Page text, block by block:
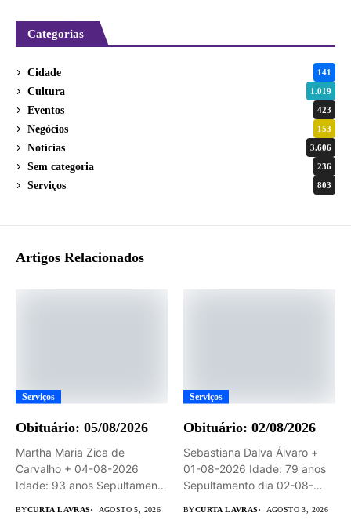
Categorias
Cidade 141
Cultura 1.019
Eventos 423
Negócios 153
Notícias 3.606
Sem categoria 236
Serviços 803
Artigos Relacionados
Serviços
Obituário: 05/08/2026
Martha Maria Zica de
Carvalho + 04-08-2026
Idade: 93 anos Sepultamento
BYCURTA LAVRAS AGOSTO 5, 2026
Serviços
Obituário: 02/08/2026
Sebastiana Dalva Álvaro +
01-08-2026 Idade: 79 anos
Sepultamento dia 02-08-
BYCURTA LAVRAS AGOSTO 3, 2026